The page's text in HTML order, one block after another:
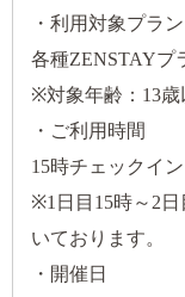
・利用対象プラン
各種ZENSTAYプ
※対象年齢：13歳
・ご利用時間
15時チェックイ
※1日目15時～2
いております。
・開催日